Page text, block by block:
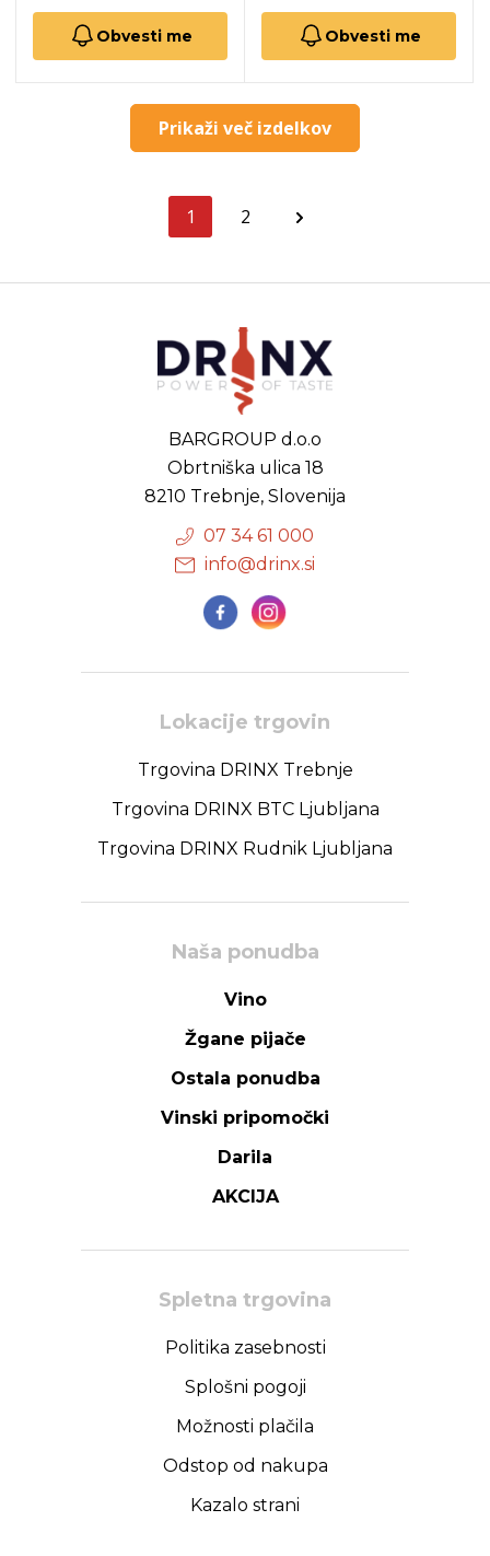
Obvesti me Obvesti me
Prikaži več izdelkov
1 2
BARGROUP d.o.o
Obrtniška ulica 18
8210 Trebnje, Slovenija
07 34 61 000
info@drinx.si
Lokacije trgovin
Trgovina DRINX Trebnje
Trgovina DRINX BTC Ljubljana
Trgovina DRINX Rudnik Ljubljana
Naša ponudba
Vino
Žgane pijače
Ostala ponudba
Vinski pripomočki
Darila
AKCIJA
Spletna trgovina
Politika zasebnosti
Splošni pogoji
Možnosti plačila
Odstop od nakupa
Kazalo strani